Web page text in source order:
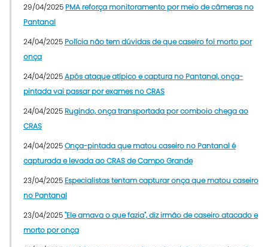
29/04/2025 PMA reforça monitoramento por meio de câmeras no
Pantanal
24/04/2025 Polícia não tem dúvidas de que caseiro foi morto por
onça
24/04/2025Após ataque atípico e captura no Pantanal, onça-
pintada vai passar por exames no CRAS
24/04/2025 Rugindo, onça transportada por comboio chega ao
CRAS
24/04/2025Onça-pintada que matou caseiro no Pantanal é
capturada e levada ao CRAS de Campo Grande
23/04/2025 Especialistas tentam capturar onça que matou caseiro
no Pantanal
23/04/2025"Ele amava o que fazia", diz irmão de caseiro atacado e
morto por onça